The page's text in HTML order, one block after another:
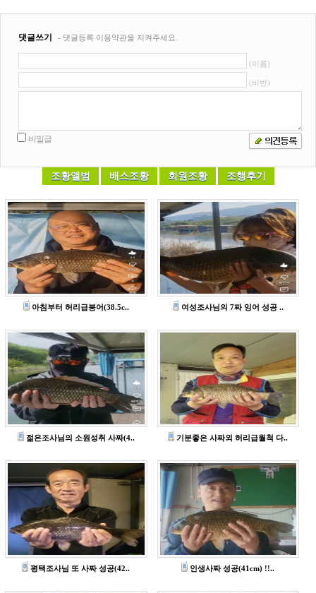
아침부터 허리급붕어(38.5c.. 여성조사님의 7짜 잉어 성공 ..
젊은조사님의 소원성취 사짜(4.. 기분좋은 사짜외 허리급월척 다..
평택조사님 또 사짜 성공(42.. 인생사짜 성공(41cm) !!..